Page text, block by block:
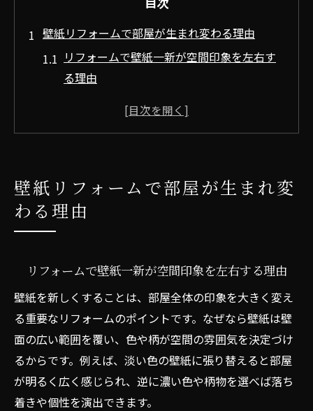
壁紙リフォームで部屋が生まれ変わる理由
リフォームで壁紙一新が空間印象を左右す
る理由
兵庫県の壁紙リフォームが選ばれる安心ポ
壁紙リフォームのプロの技術がもたらす満
足感
兵庫県の壁紙リフォーム費用相場とは
リフォーム費用相場を把握し賢く比較検討
する方法
兵庫県で壁紙リフォームを安く抑えるコツ
クロス張替え費用の内訳と賢い見積もり依
頼法
壁紙リフォームで部屋が生まれ変
わる理由
リフォームで壁紙一新が空間印象を左右する理由
壁紙を新しくすることは、部屋全体の印象を大きく変え
る重要なリフォームのポイントです。なぜなら壁紙は壁
面の広い範囲を覆い、色や柄が空間の雰囲気を決定づけ
るからです。例えば、淡い色の壁紙に張り替えると部屋
が明るく広く感じられ、逆に濃い色や柄物を選べば落ち
着きや個性を演出できます。